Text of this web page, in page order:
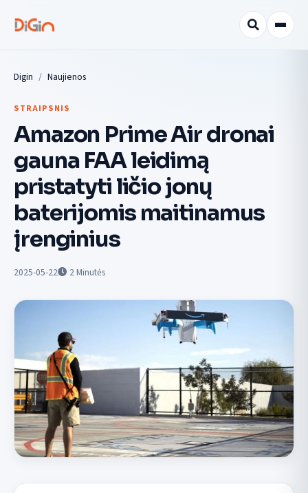
Digin Naujienos
STRAIPSNIS
Amazon Prime Air dronai
gauna FAA leidimą
pristatyti ličio jonų
baterijomis maitinamus
įrenginius
2025-05-22 2Minutės